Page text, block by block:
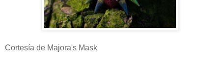
Cortesía de Majora's Mask